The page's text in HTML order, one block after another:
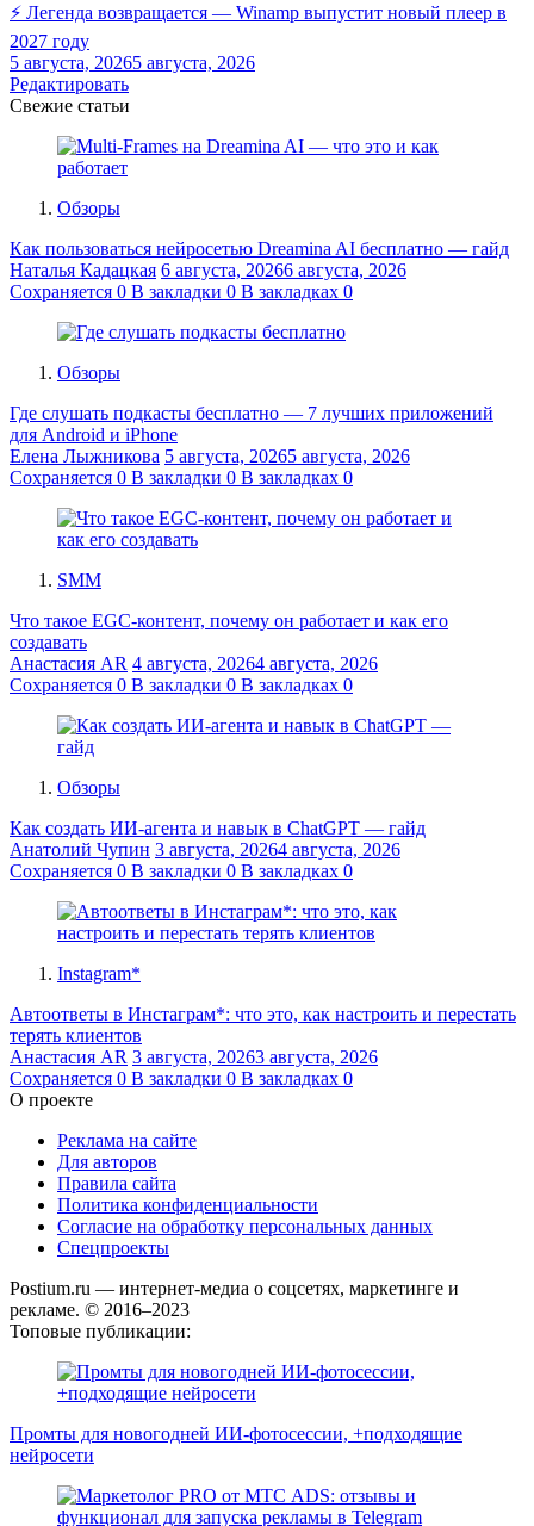
⚡ Легенда возвращается — Winamp выпустит новый плеер в
2027 году
5 августа, 20265 августа, 2026
Редактировать
Свежие статьи
Обзоры
Как пользоваться нейросетью Dreamina AI бесплатно — гайд
Наталья Кадацкая 6 августа, 20266 августа, 2026
Сохраняется 0 В закладки 0 В закладках 0
Обзоры
Где слушать подкасты бесплатно — 7 лучших приложений
для Android и iPhone
Елена Лыжникова 5 августа, 20265 августа, 2026
Сохраняется 0 В закладки 0 В закладках 0
SMM
Что такое EGC-контент, почему он работает и как его
создавать
Анастасия AR 4 августа, 20264 августа, 2026
Сохраняется 0 В закладки 0 В закладках 0
Обзоры
Как создать ИИ-агента и навык в ChatGPT — гайд
Анатолий Чупин 3 августа, 20264 августа, 2026
Сохраняется 0 В закладки 0 В закладках 0
Instagram*
Автоответы в Инстаграм*: что это, как настроить и перестать
терять клиентов
Анастасия AR 3 августа, 20263 августа, 2026
Сохраняется 0 В закладки 0 В закладках 0
О проекте
Реклама на сайте
Для авторов
Правила сайта
Политика конфиденциальности
Согласие на обработку персональных данных
Спецпроекты
Postium.ru — интернет-медиа о соцсетях, маркетинге и
рекламе. © 2016–2023
Топовые публикации:
Промты для новогодней ИИ-фотосессии, +подходящие
нейросети